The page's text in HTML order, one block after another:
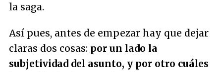
la saga.
Así pues, antes de empezar hay que dejar
claras dos cosas: por un lado la
subjetividad del asunto, y por otro cuáles